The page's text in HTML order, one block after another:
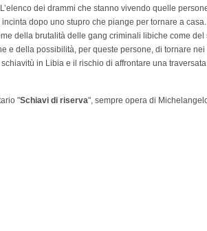
dei drammi che stanno vivendo quelle
dopo uno stupro che piange per tornare a
della brutalità delle gang criminali libiche come del
e della possibilità, per queste persone, di tornare nei
in Libia e il rischio di affrontare una
"Schiavi di riserva", sempre opera di